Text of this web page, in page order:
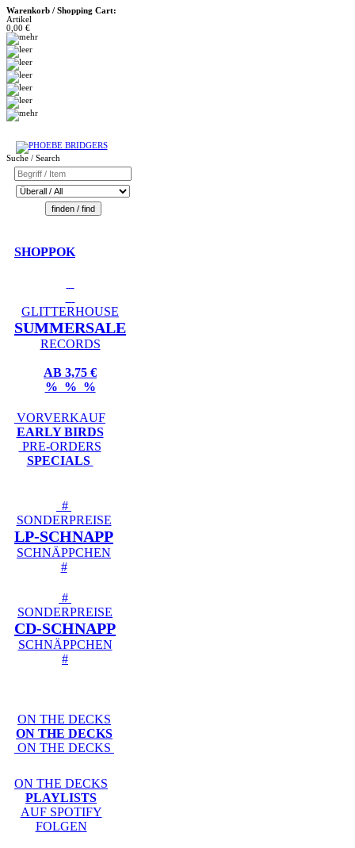
Warenkorb / Shopping Cart:
Artikel
0,00 €
Suche / Search
SHOPPOK
GLITTERHOUSE
SUMMERSALE
RECORDS
AB 3,75 €
% % %
VORVERKAUF
EARLY BIRDS
PRE-ORDERS
SPECIALS
#
SONDERPREISE
LP-SCHNAPP
SCHNÄPPCHEN
#
#
SONDERPREISE
CD-SCHNAPP
SCHNÄPPCHEN
#
ON THE DECKS
ON THE DECKS
ON THE DECKS
ON THE DECKS
PLAYLISTS
AUF SPOTIFY
FOLGEN